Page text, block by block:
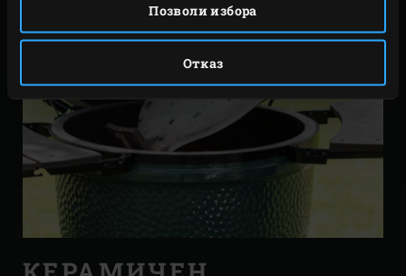
Позволи избора
Отказ